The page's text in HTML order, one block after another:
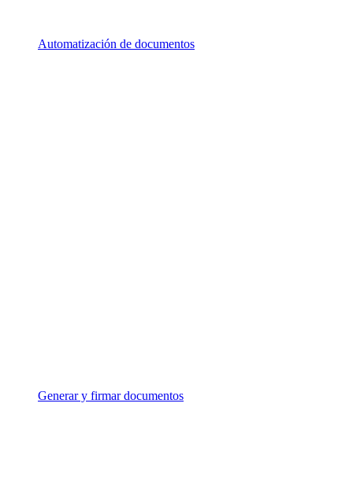
Automatización de documentos
Generar y firmar documentos